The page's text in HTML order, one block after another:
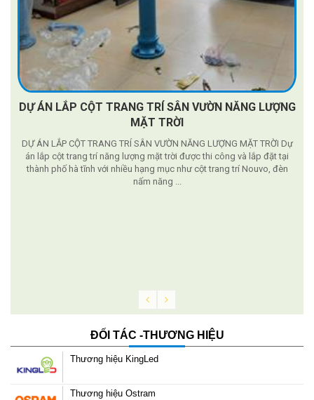
DỰ ÁN LẮP CỘT TRANG TRÍ SÂN VƯỜN NĂNG LƯỢNG
MẶT TRỜI
DỰ ÁN LẮP CỘT TRANG TRÍ SÂN VƯỜN NĂNG LƯỢNG MẶT TRỜI Dự
án lắp cột trang trí năng lượng mặt trời được thi công và lắp đặt tại
thành phố hà tĩnh với nhiều hạng mục như cột trang trí Nouvo, đèn
nấm năng ...
ĐỐI TÁC -THƯƠNG HIỆU
Thương hiệu KingLed
Thương hiệu Ostram